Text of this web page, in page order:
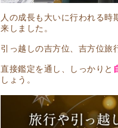
人の成長も大いに行われる
来しました。
引っ越しの吉方位、吉方位旅
直接鑑定を通し、しっかりと
しょう。